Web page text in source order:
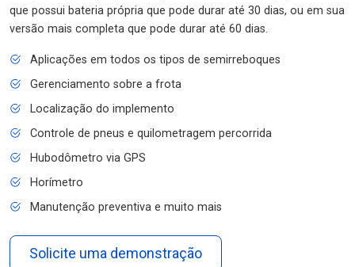
que possui bateria própria que pode durar até 30 dias, ou em sua
versão mais completa que pode durar até 60 dias.
Aplicações em todos os tipos de semirreboques
Gerenciamento sobre a frota
Localização do implemento
Controle de pneus e quilometragem percorrida
Hubodômetro via GPS
Horímetro
Manutenção preventiva e muito mais
Solicite uma demonstração